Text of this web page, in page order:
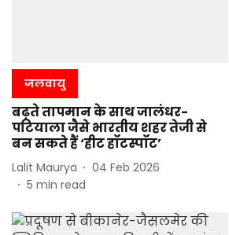
जलवायु
बढ़ते तापमान के साथ जालंधर-
पटियाला जैसे भारतीय शहर तेजी से
बन सकते हैं ‘हीट हॉटस्पॉट’
Lalit Maurya
04 Feb 2026
5 min read